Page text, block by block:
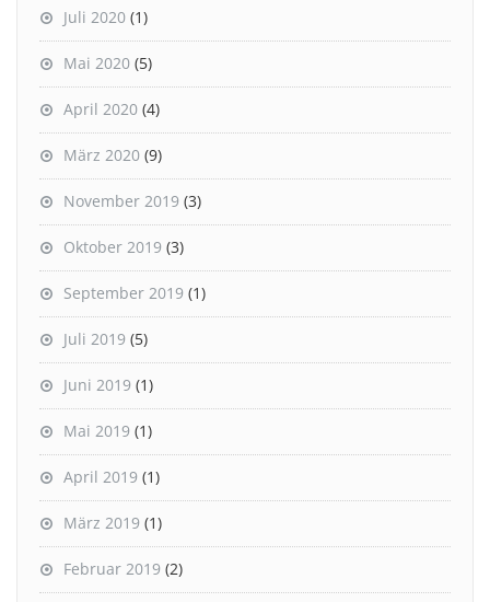
Juli 2020 (1)
Mai 2020 (5)
April 2020 (4)
März 2020 (9)
November 2019 (3)
Oktober 2019 (3)
September 2019 (1)
Juli 2019 (5)
Juni 2019 (1)
Mai 2019 (1)
April 2019 (1)
März 2019 (1)
Februar 2019 (2)